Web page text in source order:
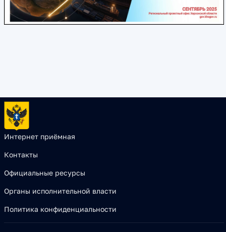
Интернет приёмная
Контакты
Официальные ресурсы
Органы исполнительной власти
Политика конфиденциальности